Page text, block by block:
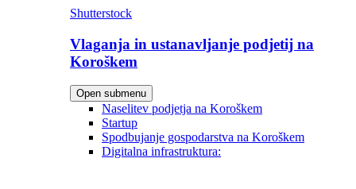
Shutterstock
Vlaganja in ustanavljanje podjetij na
Koroškem
Open submenu
Naselitev podjetja na Koroškem
Startup
Spodbujanje gospodarstva na Koroškem
Digitalna infrastruktura: